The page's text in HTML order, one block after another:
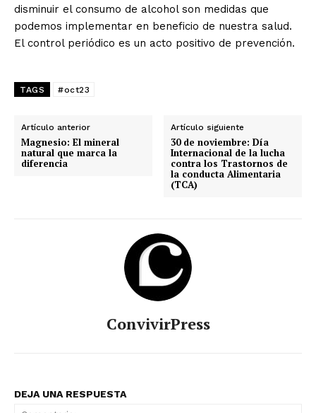
disminuir el consumo de alcohol son medidas que
podemos implementar en beneficio de nuestra salud.
El control periódico es un acto positivo de prevención.
TAGS #oct23
Artículo anterior
Magnesio: El mineral
natural que marca la
diferencia
Artículo siguiente
30 de noviembre: Día
Internacional de la lucha
contra los Trastornos de
la conducta Alimentaria
(TCA)
ConvivirPress
DEJA UNA RESPUESTA